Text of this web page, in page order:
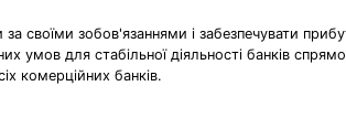
за своїми зобов'язаннями і забезпечувати
умов для стабільної діяльності банків
комерційних банків.